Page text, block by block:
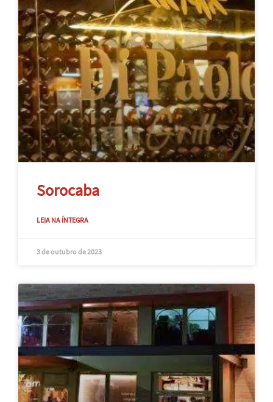
Sorocaba
LEIA NA ÍNTEGRA
3 de outubro de 2023